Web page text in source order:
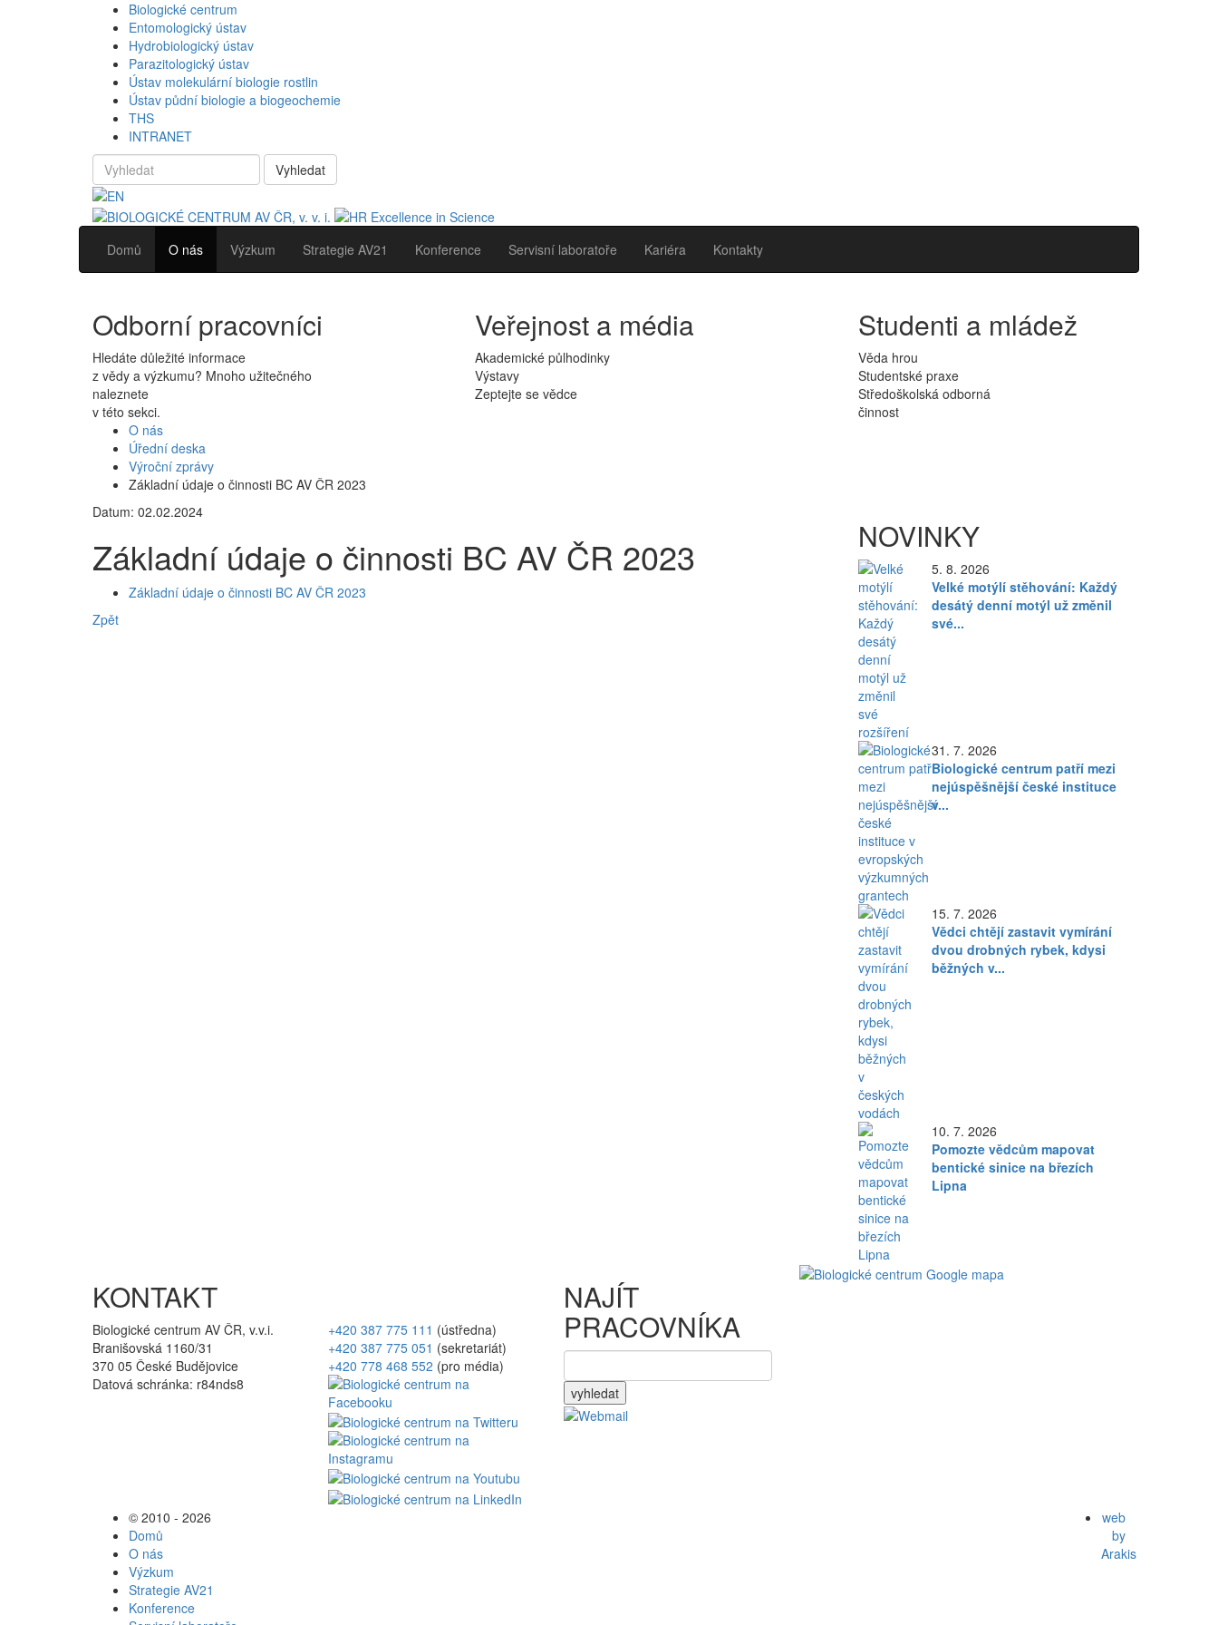
Biologické centrum
Entomologický ústav
Hydrobiologický ústav
Parazitologický ústav
Ústav molekulární biologie rostlin
Ústav půdní biologie a biogeochemie
THS
INTRANET
Vyhledat
Domů O nás Výzkum Strategie AV21 Konference Servisní laboratoře Kariéra Kontakty
Odborní pracovníci
Hledáte důležité informace
z vědy a výzkumu? Mnoho užitečného
naleznete
v této sekci.
Veřejnost a média
Akademické půlhodinky
Výstavy
Zeptejte se vědce
Studenti a mládež
Věda hrou
Studentské praxe
Středoškolská odborná
činnost
O nás
Úřední deska
Výroční zprávy
Základní údaje o činnosti BC AV ČR 2023
Datum: 02.02.2024
Základní údaje o činnosti BC AV ČR 2023
Základní údaje o činnosti BC AV ČR 2023
Zpět
NOVINKY
5. 8. 2026
Velké motýlí stěhování: Každý
desátý denní motýl už změnil
své...
31. 7. 2026
Biologické centrum patří mezi
nejúspěšnější české instituce
v...
15. 7. 2026
Vědci chtějí zastavit vymírání
dvou drobných rybek, kdysi
běžných v...
10. 7. 2026
Pomozte vědcům mapovat
bentické sinice na březích
Lipna
KONTAKT
Biologické centrum AV ČR, v.v.i.
Branišovská 1160/31
370 05 České Budějovice
Datová schránka: r84nds8
+420 387 775 111 (ústředna)
+420 387 775 051 (sekretariát)
+420 778 468 552 (pro média)
NAJÍT
PRACOVNÍKA
vyhledat
© 2010 - 2026
Domů
O nás
Výzkum
Strategie AV21
Konference
web
by
Arakis